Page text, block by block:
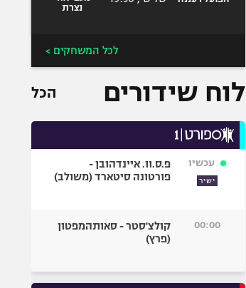
נצרת
לכל המשחקים >
לוח שידורים הכל
עכשיו
ישיר
פ.ס.וו. איינדהובן -
פורטונה סיטארד (משולב)
00:00
קולצ'סטר - סאותהמפטון
(פרץ)